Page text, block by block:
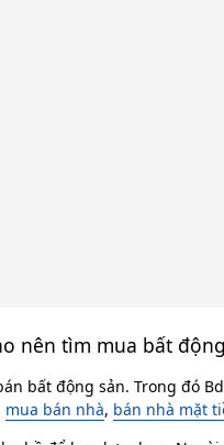
nên tìm mua bất
bất động sản. Trong đó
mua bán nhà, bán nhà mặt